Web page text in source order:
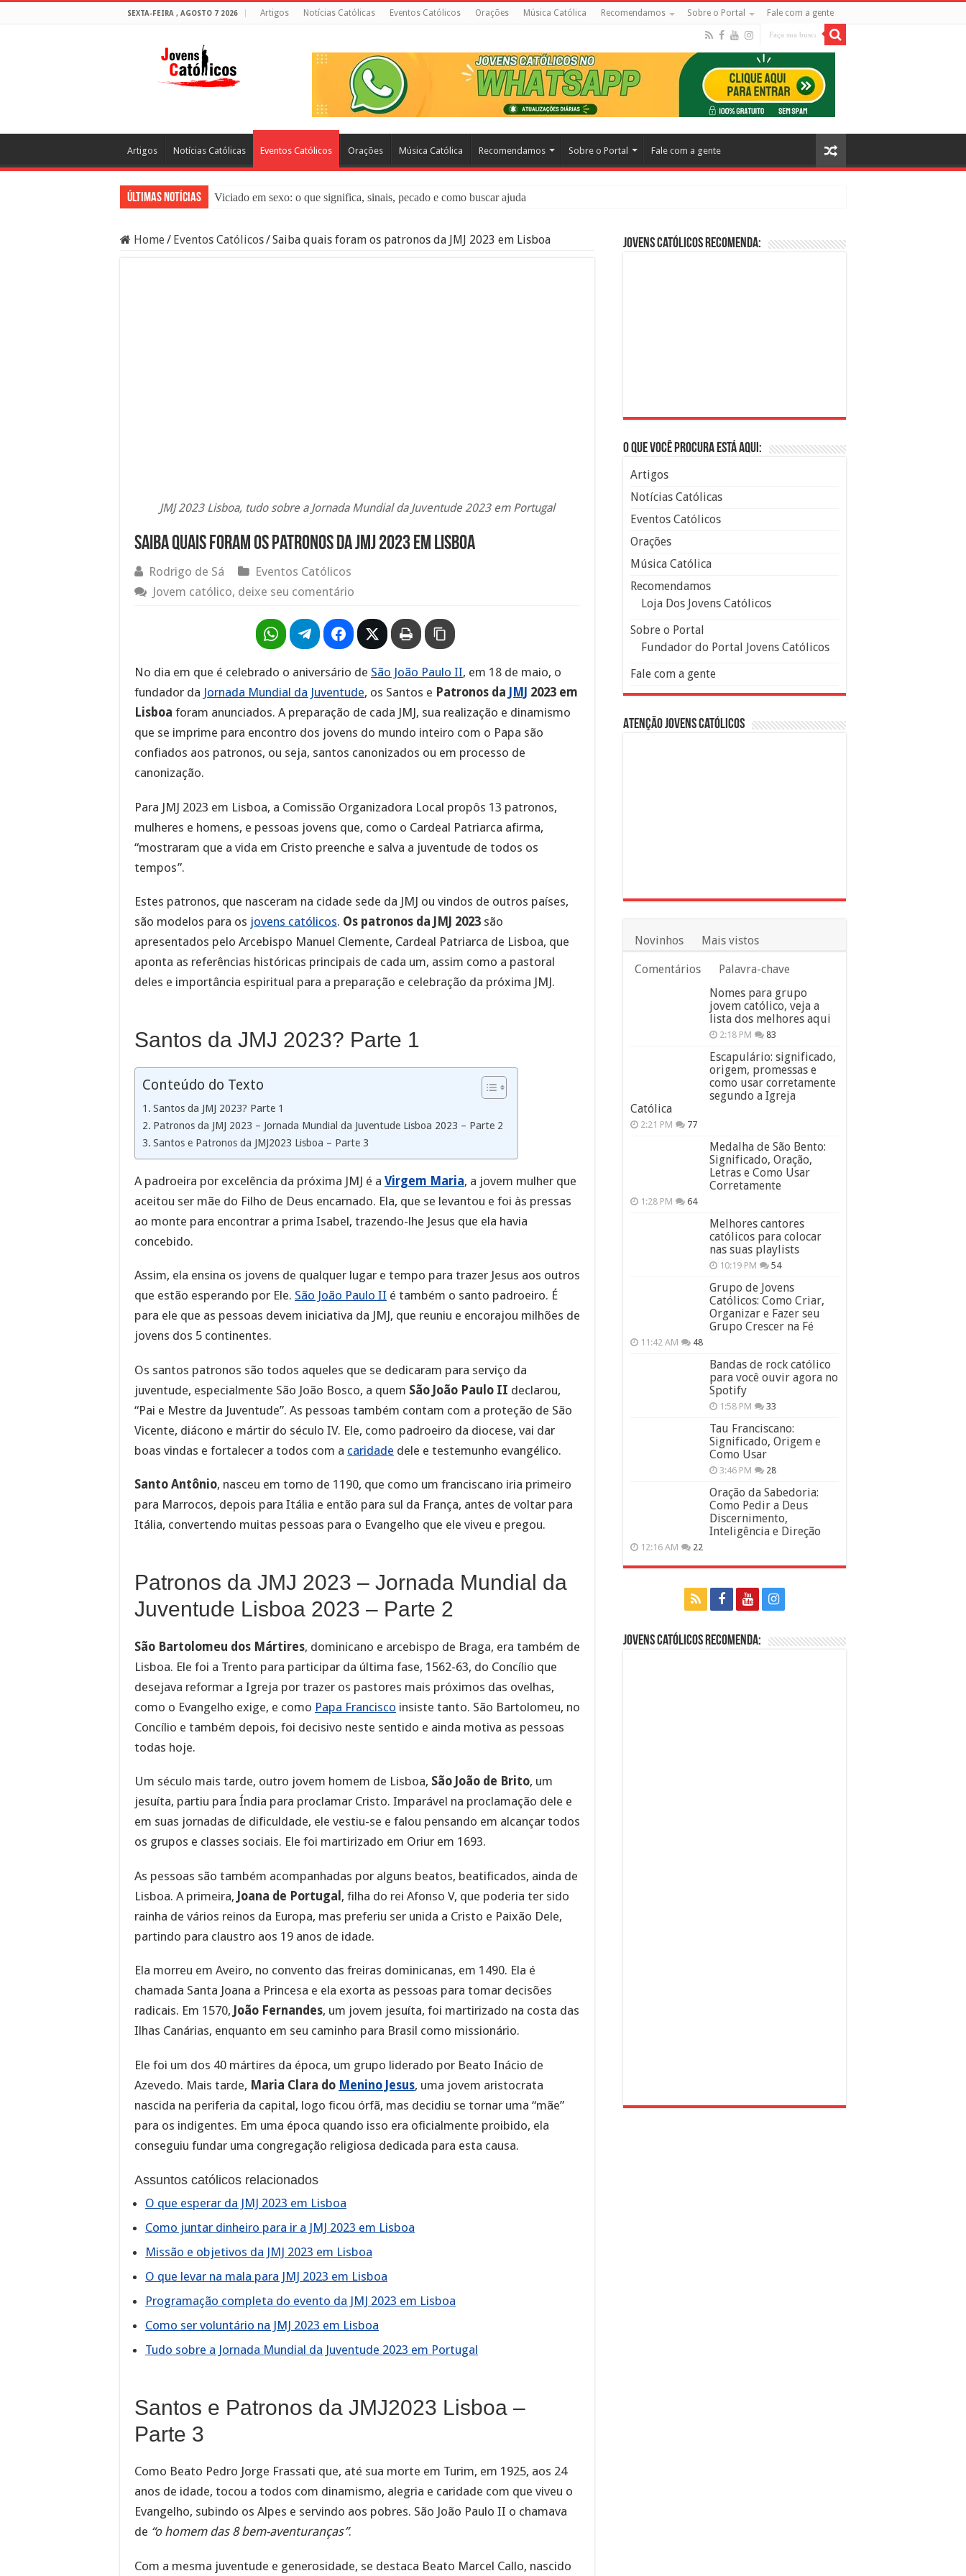
SEXTA-FEIRA , AGOSTO 7 2026 Artigos Notícias Católicas Eventos Católicos Orações Música Católica Recomendamos Sobre o Portal Fale com a gente
Artigos Notícias Católicas Eventos Católicos Orações Música Católica Recomendamos Sobre o Portal Fale com a gente
Últimas Notícias
Viciado em sexo: o que significa, sinais, pecado e como buscar ajuda
Filme Sagrado Coração – Seu Reino Não Terá Fim: O Documentário Que Vai Tocar os Católicos no Cinema
Home/ Eventos Católicos/Saiba quais foram os patronos da JMJ 2023 em Lisboa
JMJ 2023 Lisboa, tudo sobre a Jornada Mundial da Juventude 2023 em Portugal
Saiba quais foram os patronos da JMJ 2023 em Lisboa
Rodrigo de Sá
Eventos Católicos
Jovem católico, deixe seu comentário
No dia em que é celebrado o aniversário de São João Paulo II, em 18 de maio, o
fundador da Jornada Mundial da Juventude, os Santos e Patronos da JMJ
2023 em
Lisboa foram anunciados. A preparação de cada JMJ, sua realização e dinamismo
que se imprime para encontro dos jovens do mundo inteiro com o Papa são
confiados aos patronos, ou seja, santos canonizados ou em processo de
canonização.
Para JMJ 2023 em Lisboa, a Comissão Organizadora Local propôs 13 patronos,
mulheres e homens, e pessoas jovens que, como o Cardeal Patriarca afirma,
“mostraram que a vida em Cristo preenche e salva a juventude de todos os
tempos”.
Estes patronos, que nasceram na cidade sede da JMJ ou vindos de outros países,
são modelos para os jovens católicos. Os patronos da JMJ 2023 são
apresentados pelo Arcebispo Manuel Clemente, Cardeal Patriarca de Lisboa, que
aponta as referências históricas principais de cada um, assim como a pastoral
deles e importância espiritual para a preparação e celebração da próxima JMJ.
Santos da JMJ 2023? Parte 1
Conteúdo do Texto
Santos da JMJ 2023? Parte 1
Patronos da JMJ 2023 – Jornada Mundial da Juventude Lisboa 2023 – Parte 2
Santos e Patronos da JMJ2023 Lisboa – Parte 3
A padroeira por excelência da próxima JMJ é a Virgem Maria, a jovem mulher que
aceitou ser mãe do Filho de Deus encarnado. Ela, que se levantou e foi às pressas
ao monte para encontrar a prima Isabel, trazendo-lhe Jesus que ela havia
concebido.
Assim, ela ensina os jovens de qualquer lugar e tempo para trazer Jesus aos outros
que estão esperando por Ele. São João Paulo II é também o santo padroeiro. É
para ele que as pessoas devem iniciativa da JMJ, que reuniu e encorajou milhões de
jovens dos 5 continentes.
Os santos patronos são todos aqueles que se dedicaram para serviço da
juventude, especialmente São João Bosco, a quem São João Paulo II declarou,
“Pai e Mestre da Juventude”. As pessoas também contam com a proteção de São
Vicente, diácono e mártir do século IV. Ele, como padroeiro da diocese, vai dar
boas vindas e fortalecer a todos com a caridade dele e testemunho evangélico.
Santo Antônio, nasceu em torno de 1190, que como um franciscano iria primeiro
para Marrocos, depois para Itália e então para sul da França, antes de voltar para
Itália, convertendo muitas pessoas para o Evangelho que ele viveu e pregou.
Patronos da JMJ 2023 – Jornada Mundial da
Juventude Lisboa 2023 – Parte 2
São Bartolomeu dos Mártires, dominicano e arcebispo de Braga, era também de
Lisboa. Ele foi a Trento para participar da última fase, 1562-63, do Concílio que
desejava reformar a Igreja por trazer os pastores mais próximos das ovelhas,
como o Evangelho exige, e como Papa Francisco insiste tanto. São Bartolomeu, no
Concílio e também depois, foi decisivo neste sentido e ainda motiva as pessoas
todas hoje.
Um século mais tarde, outro jovem homem de Lisboa, São João de Brito, um
jesuíta, partiu para Índia para proclamar Cristo. Imparável na proclamação dele e
em suas jornadas de dificuldade, ele vestiu-se e falou pensando em alcançar todos
os grupos e classes sociais. Ele foi martirizado em Oriur em 1693.
As pessoas são também acompanhadas por alguns beatos, beatificados, ainda de
Lisboa. A primeira, Joana de Portugal , filha do rei Afonso V, que poderia ter sido
rainha de vários reinos da Europa, mas preferiu ser unida a Cristo e Paixão Dele,
partindo para claustro aos 19 anos de idade.
Ela morreu em Aveiro, no convento das freiras dominicanas, em 1490. Ela é
chamada Santa Joana a Princesa e ela exorta as pessoas para tomar decisões
radicais. Em 1570, João Fernandes, um jovem jesuíta, foi martirizado na costa das
Ilhas Canárias, enquanto em seu caminho para Brasil como missionário.
Ele foi um dos 40 mártires da época, um grupo liderado por Beato Inácio de
Azevedo. Mais tarde, Maria Clara do Menino Jesus, uma jovem aristocrata
nascida na periferia da capital, logo ficou órfã, mas decidiu se tornar uma “mãe”
para os indigentes. Em uma época quando isso era oficialmente proibido, ela
conseguiu fundar uma congregação religiosa dedicada para esta causa.
Assuntos católicos relacionados
O que esperar da JMJ 2023 em Lisboa
Como juntar dinheiro para ir a JMJ 2023 em Lisboa
Missão e objetivos da JMJ 2023 em Lisboa
O que levar na mala para JMJ 2023 em Lisboa
Programação completa do evento da JMJ 2023 em Lisboa
Como ser voluntário na JMJ 2023 em Lisboa
Tudo sobre a Jornada Mundial da Juventude 2023 em Portugal
Santos e Patronos da JMJ2023 Lisboa –
Parte 3
Como Beato Pedro Jorge Frassati que, até sua morte em Turim, em 1925, aos 24
anos de idade, tocou a todos com dinamismo, alegria e caridade com que viveu o
Evangelho, subindo os Alpes e servindo aos pobres. São João Paulo II o chamava
de “o homem das 8 bem-aventuranças”.
Com a mesma juventude e generosidade, se destaca Beato Marcel Callo, nascido
Jovens Católicos Recomenda:
O que você procura está aqui:
Artigos
Notícias Católicas
Eventos Católicos
Orações
Música Católica
Recomendamos
Loja Dos Jovens Católicos
Sobre o Portal
Fundador do Portal Jovens Católicos
Fale com a gente
Atenção Jovens Católicos
Novinhos Mais vistos
Comentários
Palavra-chave
Nomes para grupo
jovem católico, veja a
lista dos melhores aqui
2:18 PM 83
Escapulário: significado,
origem, promessas e
como usar corretamente
segundo a Igreja
Católica
2:21 PM 77
Medalha de São Bento:
Significado, Oração,
Letras e Como Usar
Corretamente
1:28 PM 64
Melhores cantores
católicos para colocar
nas suas playlists
10:19 PM 54
Grupo de Jovens
Católicos: Como Criar,
Organizar e Fazer seu
Grupo Crescer na Fé
11:42 AM 48
Bandas de rock católico
para você ouvir agora no
Spotify
1:58 PM 33
Tau Franciscano:
Significado, Origem e
Como Usar
3:46 PM 28
Oração da Sabedoria:
Como Pedir a Deus
Discernimento,
Inteligência e Direção
12:16 AM 22
Jovens Católicos Recomenda: